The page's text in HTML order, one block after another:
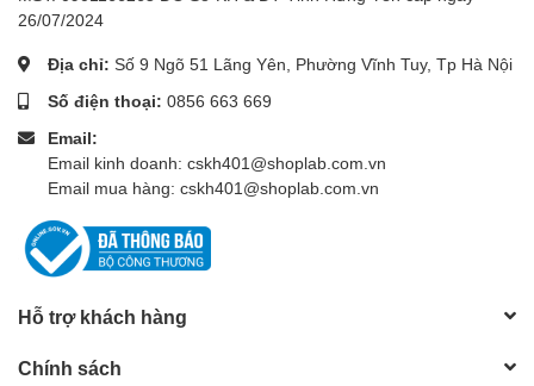
26/07/2024
Địa chỉ: Số 9 Ngõ 51 Lãng Yên, Phường Vĩnh Tuy, Tp Hà Nội
Số điện thoại: 0856 663 669
Email:
Email kinh doanh: cskh401@shoplab.com.vn
Email mua hàng: cskh401@shoplab.com.vn
Hỗ trợ khách hàng
Chính sách